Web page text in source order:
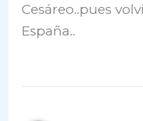
Cesáreo..pues
España..